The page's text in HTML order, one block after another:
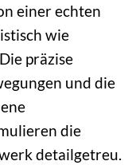
einer echten
wie
präzise
und die
die
detailgetreu.